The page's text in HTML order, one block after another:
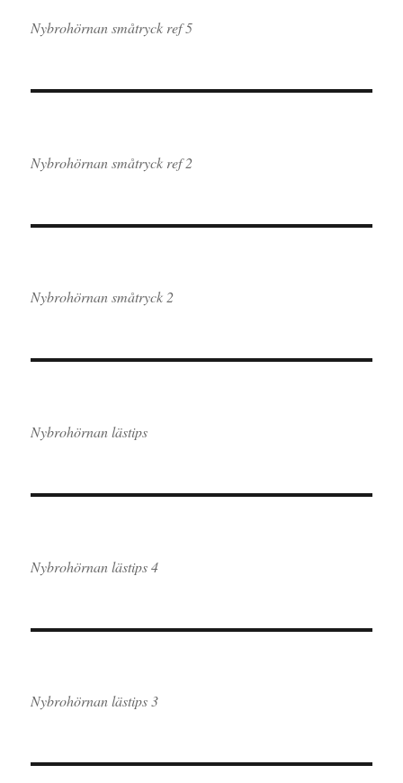
Nybrohörnan småtryck ref 5
Nybrohörnan småtryck ref 2
Nybrohörnan småtryck 2
Nybrohörnan lästips
Nybrohörnan lästips 4
Nybrohörnan lästips 3